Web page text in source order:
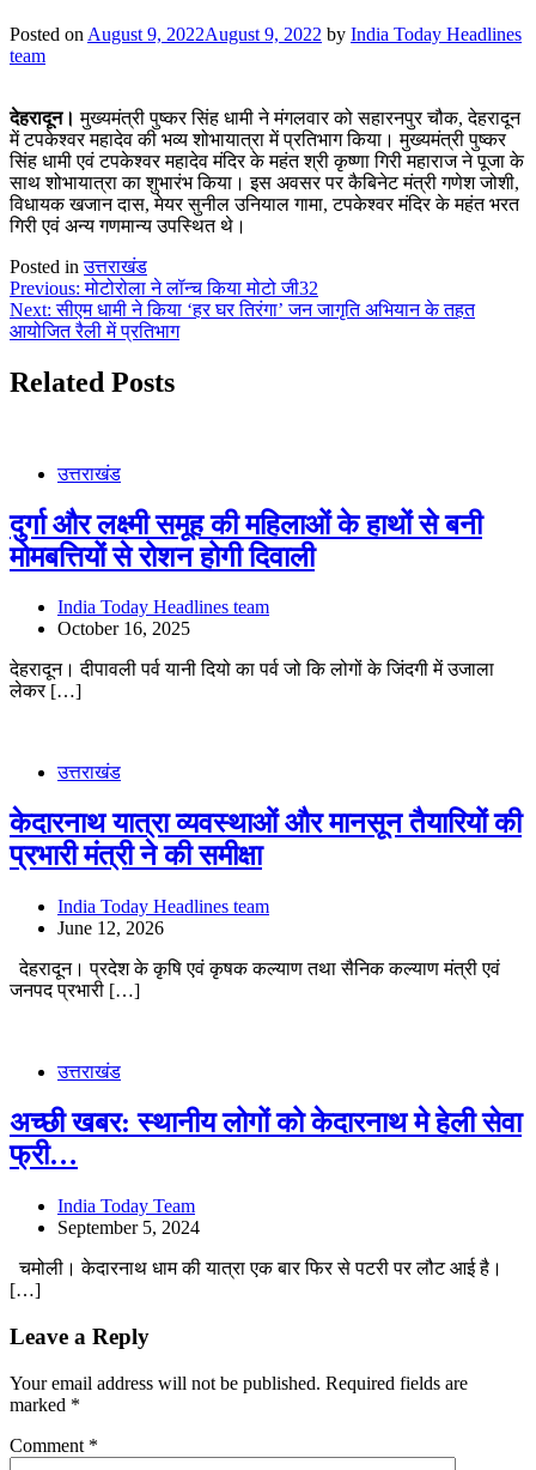
Posted on August 9, 2022August 9, 2022 by India Today Headlines
team
देहरादून। मुख्यमंत्री पुष्कर सिंह धामी ने मंगलवार को सहारनपुर चौक, देहरादून
में टपकेश्वर महादेव की भव्य शोभायात्रा में प्रतिभाग किया। मुख्यमंत्री पुष्कर
सिंह धामी एवं टपकेश्वर महादेव मंदिर के महंत श्री कृष्णा गिरी महाराज ने पूजा के
साथ शोभायात्रा का शुभारंभ किया। इस अवसर पर कैबिनेट मंत्री गणेश जोशी,
विधायक खजान दास, मेयर सुनील उनियाल गामा, टपकेश्वर मंदिर के महंत भरत
गिरी एवं अन्य गणमान्य उपस्थित थे।
Posted inउत्तराखंड
Post
navigation
Previous: मोटोरोला ने लॉन्च किया मोटो जी32
Next: सीएम धामी ने किया ‘हर घर तिरंगा’ जन जागृति अभियान के तहत
आयोजित रैली में प्रतिभाग
Related Posts
उत्तराखंड
दुर्गा और लक्ष्मी समूह की महिलाओं के हाथों से बनी
मोमबत्तियों से रोशन होगी दिवाली
India Today Headlines team
October 16, 2025
देहरादून। दीपावली पर्व यानी दियो का पर्व जो कि लोगों के जिंदगी में उजाला
लेकर […]
उत्तराखंड
केदारनाथ यात्रा व्यवस्थाओं और मानसून तैयारियों की
प्रभारी मंत्री ने की समीक्षा
India Today Headlines team
June 12, 2026
देहरादून। प्रदेश के कृषि एवं कृषक कल्याण तथा सैनिक कल्याण मंत्री एवं
जनपद प्रभारी […]
उत्तराखंड
अच्छी खबर: स्थानीय लोगों को केदारनाथ मे हेली सेवा
फ्री…
India Today Team
September 5, 2024
चमोली। केदारनाथ धाम की यात्रा एक बार फिर से पटरी पर लौट आई है।
[…]
Leave a Reply
Your email address will not be published. Required fields are
marked *
Comment *